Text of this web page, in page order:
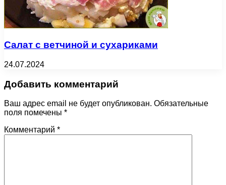
Салат с ветчиной и сухариками
24.07.2024
Добавить комментарий
Ваш адрес email не будет опубликован. Обязательные
поля помечены *
Комментарий *